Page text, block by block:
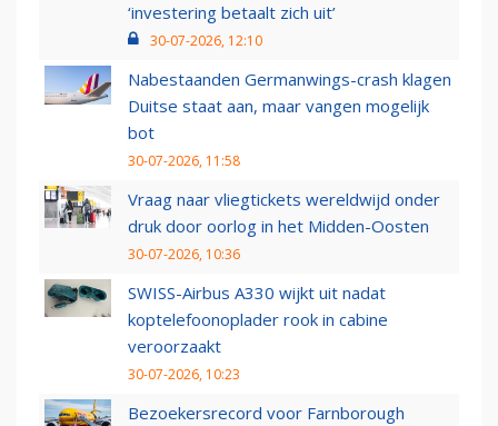
‘investering betaalt zich uit’
30-07-2026, 12:10
Nabestaanden Germanwings-crash klagen
Duitse staat aan, maar vangen mogelijk
bot
30-07-2026, 11:58
Vraag naar vliegtickets wereldwijd onder
druk door oorlog in het Midden-Oosten
30-07-2026, 10:36
SWISS-Airbus A330 wijkt uit nadat
koptelefoonoplader rook in cabine
veroorzaakt
30-07-2026, 10:23
Bezoekersrecord voor Farnborough